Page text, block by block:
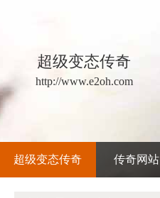
超级变态传奇
http://www.e2oh.com
超级变态传奇 传奇网站